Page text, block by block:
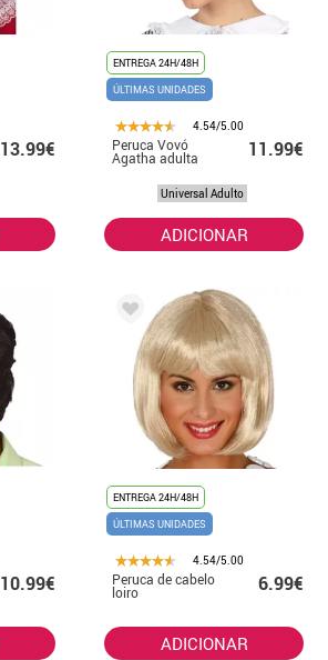
13.99€
ENTREGA 24H/48H
ÚLTIMAS UNIDADES
4.54/5.00
Peruca Vovó
Agatha adulta 11.99€
Universal Adulto
ADICIONAR
10.99€
ENTREGA 24H/48H
ÚLTIMAS UNIDADES
4.54/5.00
Peruca de cabelo
loiro 6.99€
ADICIONAR